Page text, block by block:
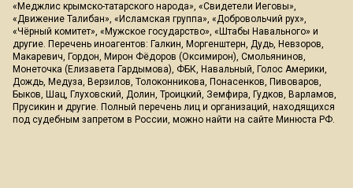
«Меджлис крымско-татарского народа», «Свидетели Иеговы»,
«Движение Талибан», «Исламская группа», «Добровольчий рух»,
«Чёрный комитет», «Мужское государство», «Штабы Навального» и
другие. Перечень иноагентов: Галкин, Моргенштерн, Дудь, Невзоров,
Макаревич, Гордон, Мирон Фёдоров (Оксимирон), Смольянинов,
Монеточка (Елизавета Гардымова), ФБК, Навальный, Голос Америки,
Дождь, Медуза, Верзилов, Толоконникова, Понасенков, Пивоваров,
Быков, Шац, Глуховский, Долин, Троицкий, Земфира, Гудков, Варламов,
Прусикин и другие. Полный перечень лиц и организаций, находящихся
под судебным запретом в России, можно найти на сайте Минюста РФ.